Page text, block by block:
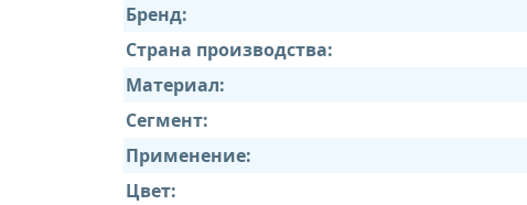
Бренд:
Страна производства:
Материал:
Сегмент:
Применение:
Цвет: